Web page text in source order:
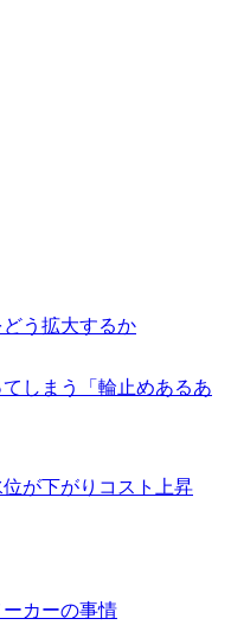
う拡大するか
しまう「輪止めあるあ
が下がりコスト上昇
カーの事情